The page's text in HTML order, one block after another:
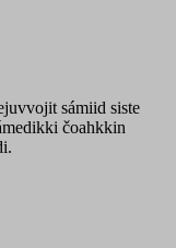
sámiid siste
čoahkkin